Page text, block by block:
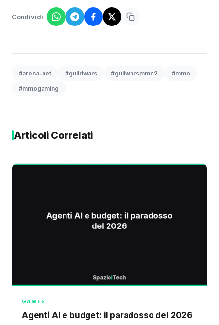
Condividi:
#arena-net #guildwars #guilwarsmmo2 #mmo
#mmogaming
Articoli Correlati
GAMES
Agenti AI e budget: il paradosso del 2026